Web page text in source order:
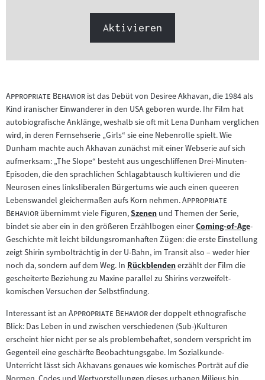
Aktivieren
"
Appropriate Behavior"ist das Debüt von Desiree Akhavan, die 1984 als
Kind iranischer Einwanderer in den USA geboren wurde. Ihr Film hat
autobiografische Anklänge, weshalb sie oft mit Lena Dunham verglichen
wird, in deren Fernsehserie „Girls“ sie eine Nebenrolle spielt. Wie
Dunham machte auch Akhavan zunächst mit einer Webserie auf sich
aufmerksam: „The Slope“ besteht aus ungeschliffenen Drei-Minuten-
Episoden, die den sprachlichen Schlagabtausch kultivieren und die
Neurosen eines linksliberalen Bürgertums wie auch einen queeren
Lebenswandel gleichermaßen aufs Korn nehmen."
Appropriate
Behavior"übernimmt viele Figuren,Zum
Inhalt:
Szenen und Themen der Serie,
bindet sie aber ein in den größeren Erzählbogen einerZum
Inhalt:
Coming-of-Age-
Geschichte mit leicht bildungsromanhaften Zügen: die erste Einstellung
zeigt Shirin symbolträchtig in der U-Bahn, im Transit also – weder hier
noch da, sondern auf dem Weg. In Zum
Inhalt:
Rückblendenerzählt der Film die
gescheiterte Beziehung zu Maxine parallel zu Shirins verzweifelt-
komischen Versuchen der Selbstfindung.
Interessant ist an "
Appropriate Behavior"der doppelt ethnografische
Blick: Das Leben in und zwischen verschiedenen (Sub-)Kulturen
erscheint hier nicht per se als problembehaftet, sondern verspricht im
Gegenteil eine geschärfte Beobachtungsgabe. Im Sozialkunde-
Unterricht lässt sich Akhavans genaues wie komisches Porträt auf die